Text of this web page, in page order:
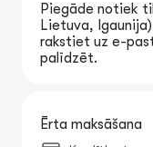
Piegāde notiek
Lietuva,
rakstiet uz e-
palīdzēt.
Ērta maksāšana